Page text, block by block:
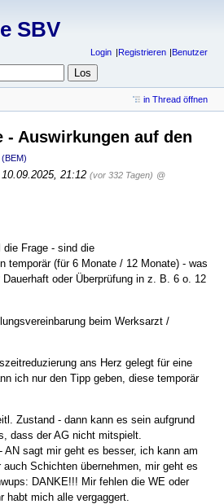
SBV
Login Registrieren Benutzer
in Thread öffnen
- Auswirkungen auf den
(BEM)
21:12 (vor 332 Tagen) @
Frage - sind die
temporär (für 6 Monate / 12 Monate) - was
oder Überprüfung in z. B. 6 o. 12
beim Werksarzt /
ans Herz gelegt für eine
ich nur den Tipp geben, diese temporär
Zustand - dann kann es sein aufgrund
dass der AG nicht mitspielt.
AN sagt mir geht es besser, ich kann am
auch Schichten übernehmen, mir geht es
DANKE!!! Mir fehlen die WE oder
habt mich alle vergaggert.